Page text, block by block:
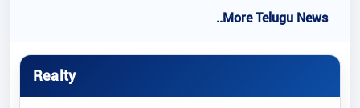
..More Telugu News
Realty